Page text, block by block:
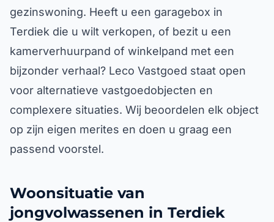
gezinswoning. Heeft u een garagebox in
Terdiek die u wilt verkopen, of bezit u een
kamerverhuurpand of winkelpand met een
bijzonder verhaal? Leco Vastgoed staat open
voor alternatieve vastgoedobjecten en
complexere situaties. Wij beoordelen elk object
op zijn eigen merites en doen u graag een
passend voorstel.
Woonsituatie van
jongvolwassenen in Terdiek